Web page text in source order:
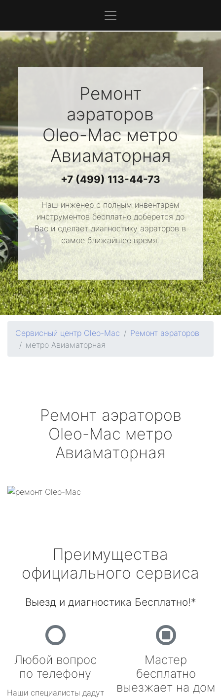
Ремонт
аэраторов
Oleo-Macметро
Авиаматорная
+7 (499) 113-44-73
Наш инженер с полным инвентарем
инструментов бесплатно доберется до
Вас и сделает диагностику аэраторов в
самое ближайшее время.
Сервисный центр Oleo-Mac
Ремонт аэраторов
метро Авиаматорная
Ремонт аэраторов
Oleo-Mac метро
Авиаматорная
Преимущества
официального сервиса
Выезд и диагностика Бесплатно!*
Любой вопрос
по телефону
Наши специалисты дадут
Мастер
бесплатно
выезжает на дом